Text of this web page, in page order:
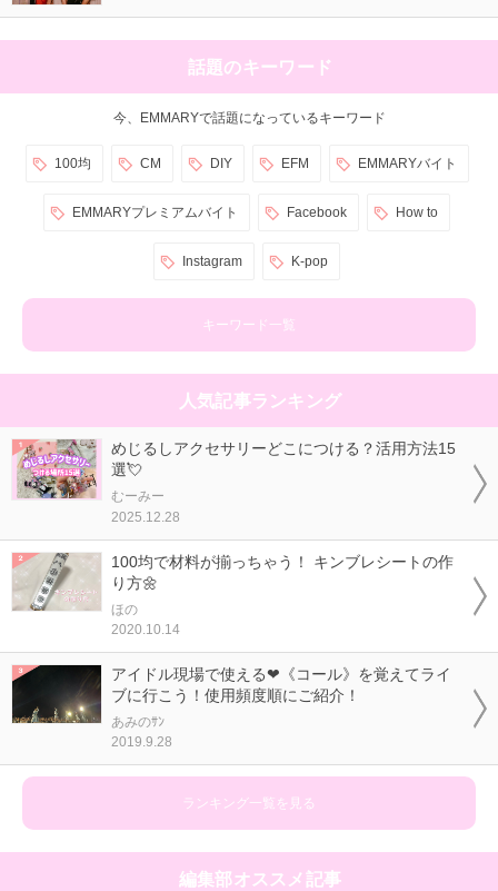
話題のキーワード
今、EMMARYで話題になっているキーワード
100均 CM DIY EFM EMMARYバイト
EMMARYプレミアムバイト Facebook How to
Instagram K-pop
キーワード一覧
人気記事ランキング
めじるしアクセサリーどこにつける？活用方法15
選💘
むーみー
2025.12.28
100均で材料が揃っちゃう！ キンブレシートの作
り方🌼
ほの
2020.10.14
アイドル現場で使える❤《コール》を覚えてライ
ブに行こう！使用頻度順にご紹介！
あみのｻﾝ
2019.9.28
ランキング一覧を見る
編集部オススメ記事